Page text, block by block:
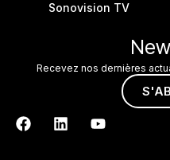
Sonovision TV
Recevez nos dernières